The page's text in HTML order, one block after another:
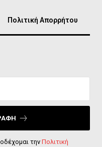
Πολιτική Απορρήτου
τηνΠολιτική